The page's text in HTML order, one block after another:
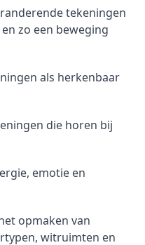
tekeningen
zo een beweging
als herkenbaar
die horen bij
emotie en
opmaken van
witruimten en